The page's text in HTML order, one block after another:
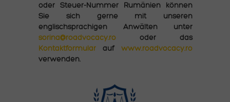
oder Steuer-Nummer Rumänien können
Sie sich gerne mit unseren
englischsprachigen Anwälten unter
sorina@roadvocacy.ro oder das
Kontaktformular auf www.roadvocacy.ro
verwenden.